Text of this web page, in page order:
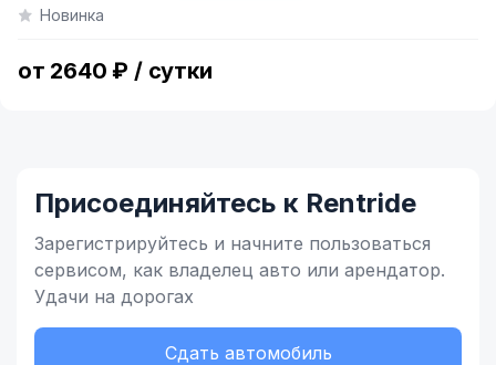
of
Новинка
от 2640 ₽ / сутки
Присоединяйтесь к Rentride
Зарегистрируйтесь и начните пользоваться
сервисом, как владелец авто или арендатор.
Удачи на дорогах
Сдать автомобиль